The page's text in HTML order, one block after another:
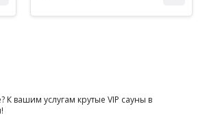
вашим услугам крутые VIP сауны в